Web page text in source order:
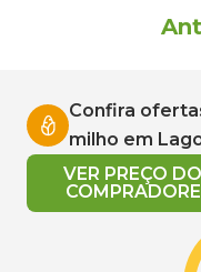
Confira
milho em
VER PREÇO